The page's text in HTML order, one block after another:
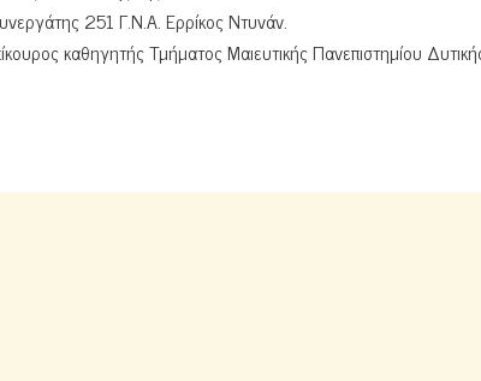
251 Γ.Ν.Α. Ερρίκος Ντυνάν.
καθηγητής Τμήματος Μαιευτικής Πανεπιστημίου